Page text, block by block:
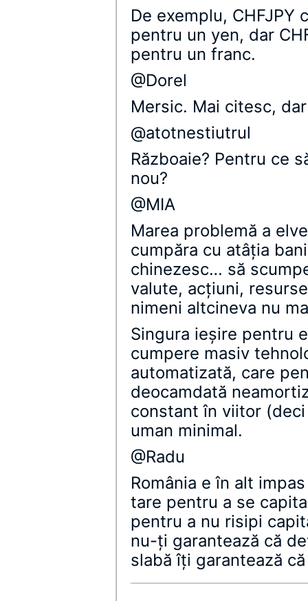
De exemplu, CHFJPY
pentru un yen, dar
pentru un franc.
@Dorel
Mersic. Mai citesc,
@atotnestiutrul
Războaie? Pentru ce
nou?
@MIA
Marea problemă a
cumpăra cu atâţia
chinezesc… să
valute, acţiuni,
nimeni altcineva nu
Singura ieşire pentru
cumpere masiv
automatizată, care
deocamdată
constant în viitor
uman minimal.
@Radu
România e în alt
tare pentru a se
pentru a nu risipi
nu-ţi garantează că
slabă îţi garantează